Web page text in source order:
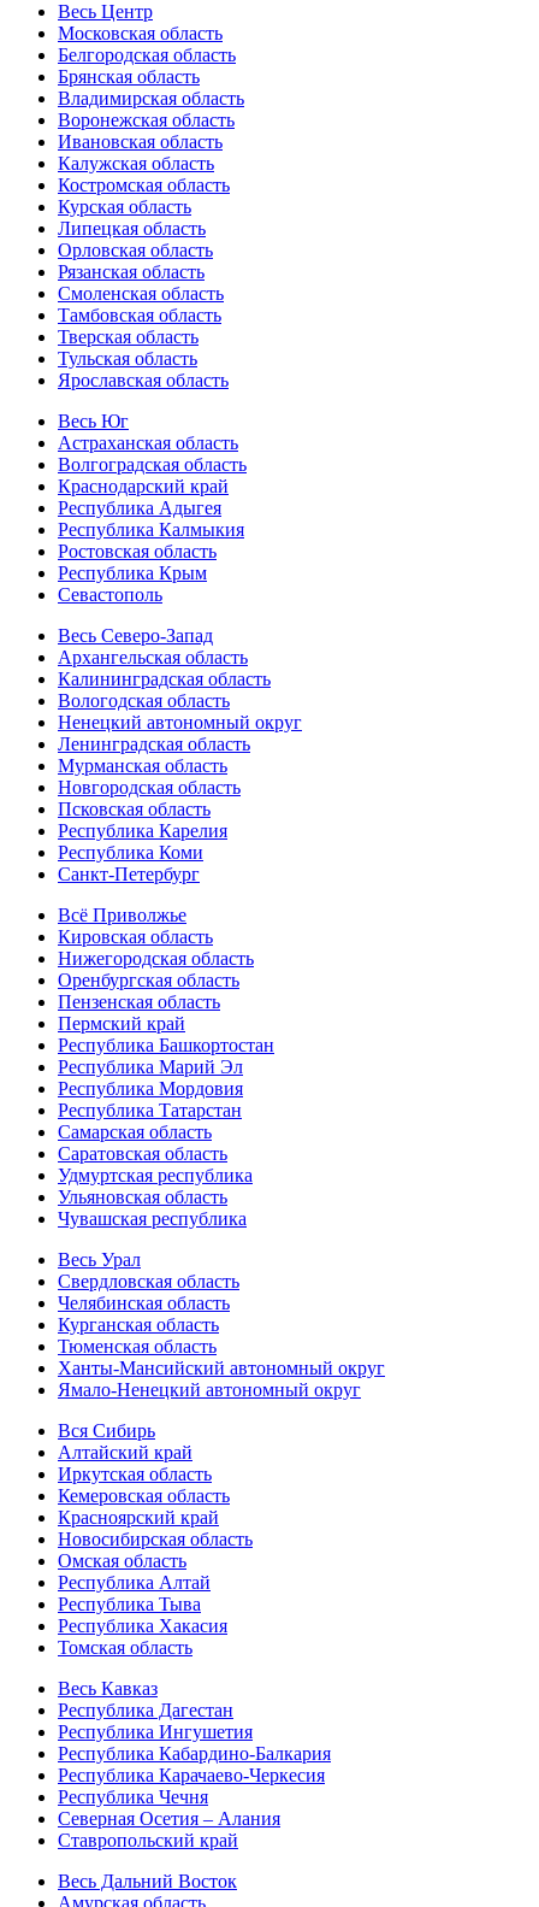
Весь Центр
Московская область
Белгородская область
Брянская область
Владимирская область
Воронежская область
Ивановская область
Калужская область
Костромская область
Курская область
Липецкая область
Орловская область
Рязанская область
Смоленская область
Тамбовская область
Тверская область
Тульская область
Ярославская область
Весь Юг
Астраханская область
Волгоградская область
Краснодарский край
Республика Адыгея
Республика Калмыкия
Ростовская область
Республика Крым
Севастополь
Весь Северо-Запад
Архангельская область
Калининградская область
Вологодская область
Ненецкий автономный округ
Ленинградская область
Мурманская область
Новгородская область
Псковская область
Республика Карелия
Республика Коми
Санкт-Петербург
Всё Приволжье
Кировская область
Нижегородская область
Оренбургская область
Пензенская область
Пермский край
Республика Башкортостан
Республика Марий Эл
Республика Мордовия
Республика Татарстан
Самарская область
Саратовская область
Удмуртская республика
Ульяновская область
Чувашская республика
Весь Урал
Свердловская область
Челябинская область
Курганская область
Тюменская область
Ханты-Мансийский автономный округ
Ямало-Ненецкий автономный округ
Вся Сибирь
Алтайский край
Иркутская область
Кемеровская область
Красноярский край
Новосибирская область
Омская область
Республика Алтай
Республика Тыва
Республика Хакасия
Томская область
Весь Кавказ
Республика Дагестан
Республика Ингушетия
Республика Кабардино-Балкария
Республика Карачаево-Черкесия
Республика Чечня
Северная Осетия – Алания
Ставропольский край
Весь Дальний Восток
Амурская область